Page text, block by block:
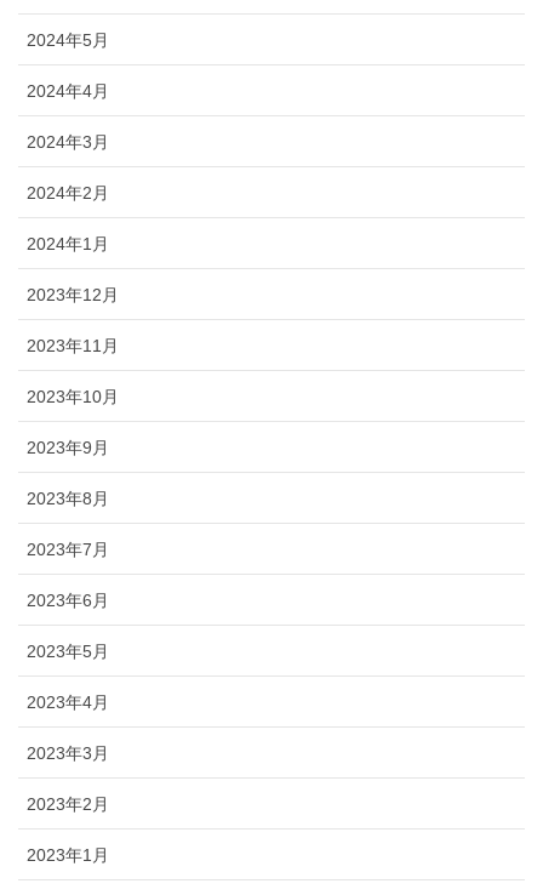
2024年5月
2024年4月
2024年3月
2024年2月
2024年1月
2023年12月
2023年11月
2023年10月
2023年9月
2023年8月
2023年7月
2023年6月
2023年5月
2023年4月
2023年3月
2023年2月
2023年1月